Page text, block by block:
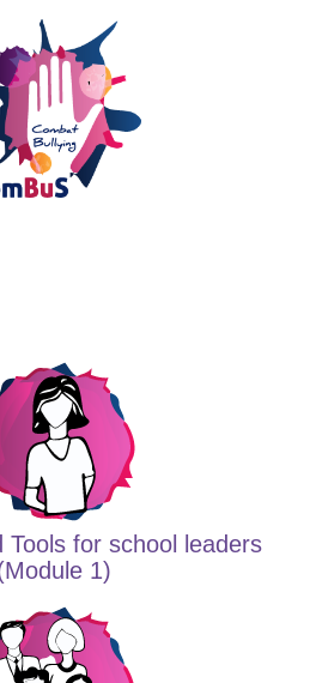
Tools for school leaders
1)